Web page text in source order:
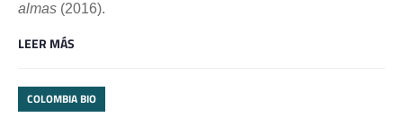
almas (2016).
LEER MÁS
COLOMBIA BIO